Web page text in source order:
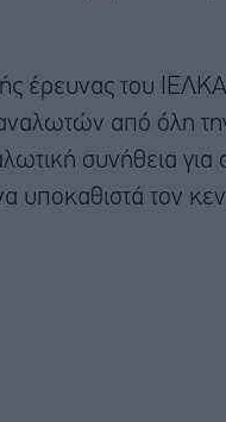
έρευνας του
από όλη
συνήθεια για
υποκαθιστά τον